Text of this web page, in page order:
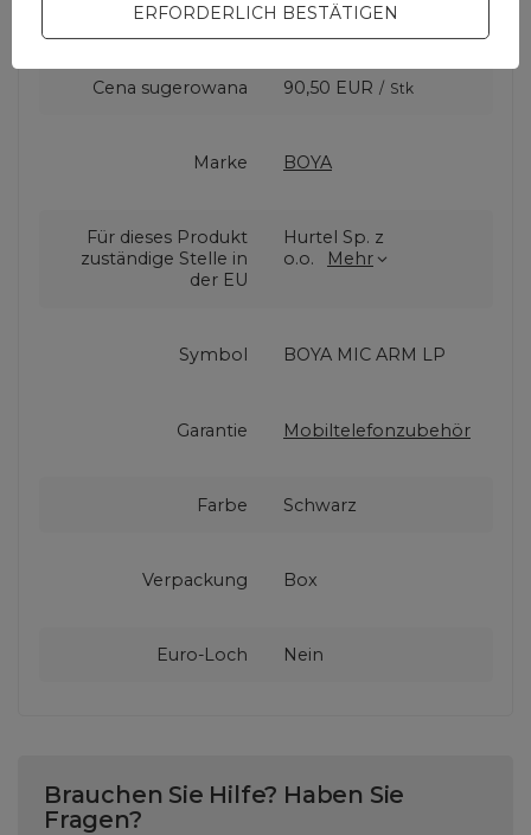
Cena sugerowana 90,50 EUR / Stk
Marke BOYA
Für dieses Produkt
zuständige Stelle in
der EU
Hurtel Sp. z
o.o.
Mehr
Symbol BOYA MIC ARM LP
Garantie Mobiltelefonzubehör
Farbe Schwarz
Verpackung Box
Euro-Loch Nein
Brauchen Sie Hilfe? Haben Sie
Fragen?
ERFORDERLICH BESTÄTIGEN